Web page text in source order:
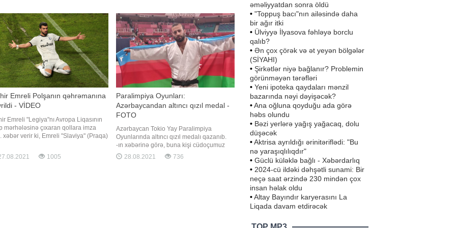
"Aviva" stadionunda keçirilən
də asan olmadığın
Emreli Polşanın qəhrəmanına
- VİDEO
Emreli "Legiya"nı Avropa Liqasının
mərhələsinə çıxaran qollara imza
xəbər verir ki, Emreli "Slaviya" (Praqa)
fərqlənməklə komandasına
qazandırıb - 2:1. Mahir Emreli iki
1005
Paralimpiya Oyunları:
Azərbaycandan altıncı qızıl medal -
FOTO
Azərbaycan Tokio Yay Paralimpiya
Oyunlarında altıncı qızıl medalı qazanıb.
-ın xəbərinə görə, buna kişi cüdoçumuz
Hüseyn Rəhimli (-81 kq) nail olub. O,
finalda Davurxan Kəramətovla
28.08.2021 736
əməliyyatdan sonra öldü
• "Toppuş bacı"nın ailəsində daha
bir ağır itki
• Ülviyyə İlyasova fəhləyə borclu
qalıb?
• Ən çox çörək və ət yeyən bölgələr
(SİYAHI)
• Şirkətlər niyə bağlanır? Problemin
görünməyən tərəfləri
• Yeni ipoteka qaydaları mənzil
bazarında nəyi dəyişəcək?
•Ana oğluna qoyduğu ada görə
həbs olundu
• Bəzi yerlərə yağış yağacaq, dolu
düşəcək
•Aktrisa ayrıldığı ərinitəriflədi: "Bu
nə yaraşıqlılıqdır"
• Güclü küləklə bağlı - Xəbərdarlıq
• 2024-cü ildəki dəhşətli sunami: Bir
neçə saat ərzində 230 mindən çox
insan həlak oldu
•Altay Bayındır karyerasını La
Liqada davam etdirəcək